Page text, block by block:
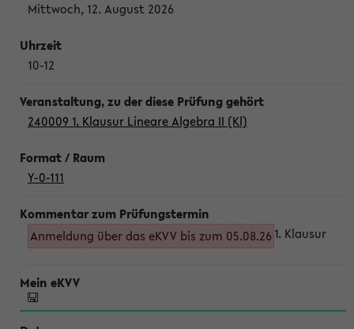
Mittwoch, 12. August 2026
10-12
240009 1. Klausur Lineare Algebra II (Kl)
Y-0-111
Anmeldung über das eKVV bis zum 05.08.26 1. Klausur